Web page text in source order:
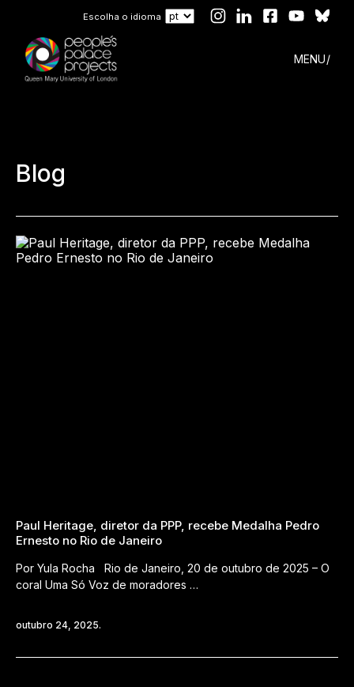
Escolha o idioma
MENU
Blog
Paul Heritage, diretor da PPP, recebe Medalha Pedro
Ernesto no Rio de Janeiro
Por Yula Rocha Rio de Janeiro, 20 de outubro de 2025 – O
coral Uma Só Voz de moradores …
outubro 24, 2025.